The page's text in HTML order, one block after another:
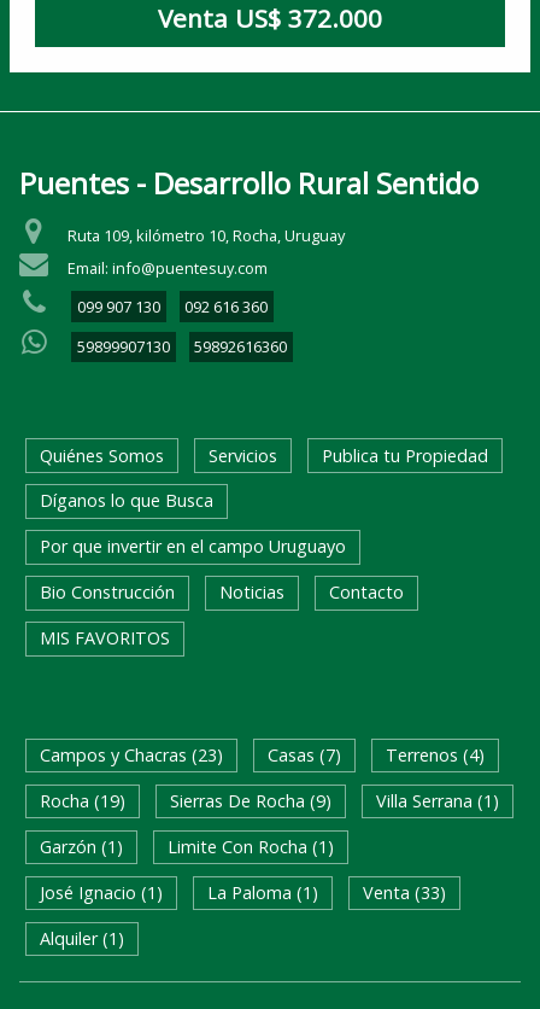
Venta US$ 372.000
Puentes - Desarrollo Rural Sentido
Ruta 109, kilómetro 10, Rocha, Uruguay
Email: info@puentesuy.com
099 907 130
092 616 360
59899907130
59892616360
Quiénes Somos Servicios
Publica tu Propiedad
Díganos lo que Busca
Por que invertir en el campo Uruguayo
Bio Construcción
Noticias
Contacto
MIS FAVORITOS
Campos y Chacras (23) Casas (7)
Terrenos (4)
Rocha (19)
Sierras De Rocha (9)
Villa Serrana (1)
Garzón (1)
Limite Con Rocha (1)
José Ignacio (1)
La Paloma (1)
Venta (33)
Alquiler (1)